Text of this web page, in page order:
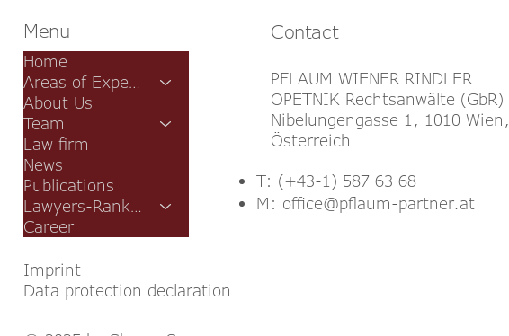
Menu
Home
Areas of Expertise
About Us
Team
Law firm
News
Publications
Lawyers-Rankings
Career
Imprint
Data protection declaration
Contact
PFLAUM WIENER RINDLER
OPETNIK Rechtsanwälte (GbR)
Nibelungengasse 1, 1010 Wien,
Österreich
T: (+43-1) 587 63 68
M: office@pflaum-partner.at